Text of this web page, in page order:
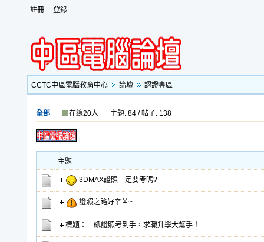
註冊 登錄
CCTC中區電腦教育中心 論壇 認證專區
全部 在線20人 主題: 84 / 帖子: 138
主題
3DMAX證照一定要考嗎?
證照之路好辛苦~
標題：一紙證照考到手，求職升學大幫手！